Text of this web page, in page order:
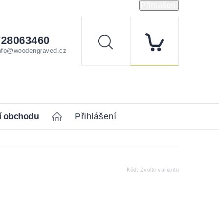
Hledat
obchodu Home Přihlášení
Kód: Zvolte variantu